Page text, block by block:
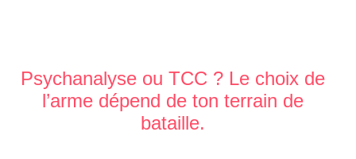
Psychanalyseou TCC ? Le choix de
l’arme dépend de ton terrain de
bataille.